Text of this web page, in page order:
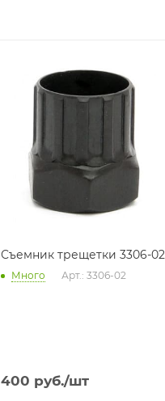
Съемник трещетки 3306-02
Много Арт.: 3306-02
400 руб./шт